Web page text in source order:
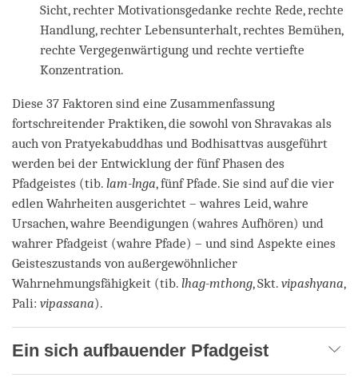
Sicht, rechter Motivationsgedanke rechte Rede, rechte
Handlung, rechter Lebensunterhalt, rechtes Bemühen,
rechte Vergegenwärtigung und rechte vertiefte
Konzentration.
Diese 37 Faktoren sind eine Zusammenfassung
fortschreitender Praktiken, die sowohl von Shravakas als
auch von Pratyekabuddhas und Bodhisattvas ausgeführt
werden bei der Entwicklung der fünf Phasen des
Pfadgeistes (tib. lam-lnga, fünf Pfade. Sie sind auf die vier
edlen Wahrheiten ausgerichtet – wahres Leid, wahre
Ursachen, wahre Beendigungen (wahres Aufhören) und
wahrer Pfadgeist (wahre Pfade) – und sind Aspekte eines
Geisteszustands von außergewöhnlicher
Wahrnehmungsfähigkeit (tib. lhag-mthong, Skt. vipashyana,
Pali: vipassana).
Ein sich aufbauender Pfadgeist